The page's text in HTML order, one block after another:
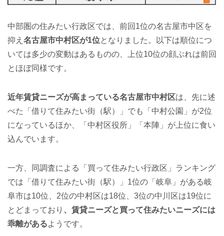
中部圏の住みたい行政区では、前回1位の名古屋市中区を
抑え 名古屋市中村区が1位となりました。以下は順位につ
いては多少の変動はあるものの、上位10位の顔ぶれは前回
とほぼ同様です。
近年賃貸ニーズが高まっている名古屋市中村区は、先に述
べた「借りて住みたい街（駅）」でも「中村公園」が2位
になっているほか、「中村区役所」「本陣」が上位に食い
込んでいます。
一方、同調査による「買って住みたい行政区」ランキング
では「借りて住みたい街（駅）」1位の「岐阜」がある岐
阜市は10位、2位の中村区は18位、3位の中川区は19位に
とどまっており 、賃貸ニーズと買って住みたいニーズには
乖離があるようです。